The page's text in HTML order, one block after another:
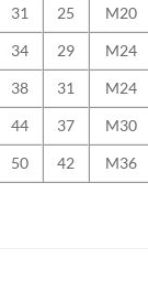
31 25 M20
34 29 M24
38 31 M24
44 37 M30
50 42 M36